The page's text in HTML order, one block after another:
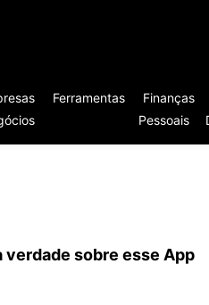
Ferramentas
Finanças
Pessoais
verdade sobre esse App